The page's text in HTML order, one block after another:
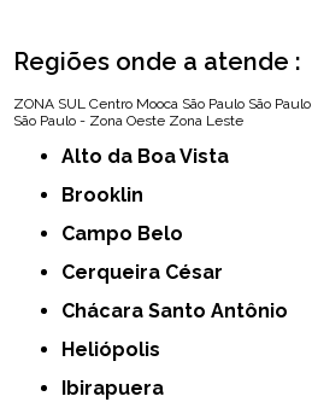
Regiões onde a atende :
ZONA SUL Centro Mooca São Paulo São Paulo
São Paulo - Zona Oeste Zona Leste
Alto da Boa Vista
Brooklin
Campo Belo
Cerqueira César
Chácara Santo Antônio
Heliópolis
Ibirapuera